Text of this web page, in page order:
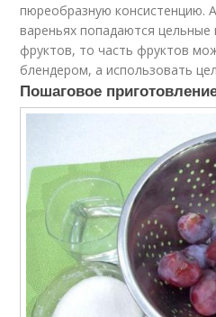
пюреобразную консистенцию.
вареньях попадаются цельные
фруктов, то часть фруктов
блендером, а использовать
Пошаговое